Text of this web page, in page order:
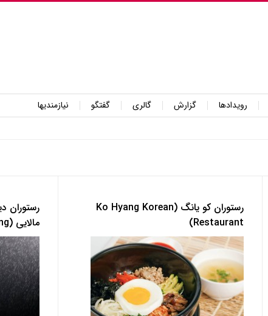
رویدادها گزارش گالری گفتگو
نیازمندیها
رستوران
مالایی (Dewakan Fine Dining)
رستوران کو یانگ (Ko Hyang Korean
Restaurant)